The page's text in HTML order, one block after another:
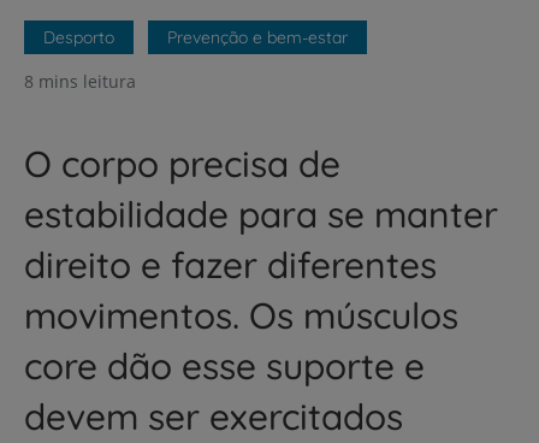
Desporto Prevenção e bem-estar
8 mins leitura
O corpo precisa de
estabilidade para se manter
direito e fazer diferentes
movimentos. Os músculos
core dão esse suporte e
devem ser exercitados